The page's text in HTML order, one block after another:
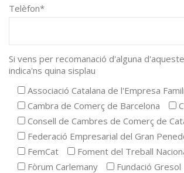
Telèfon*
Si vens per recomanació d'alguna
indica'ns quina sisplau
Associació Catalana de l'Empresa
Cambra de Comerç de Barcelona
Consell de Cambres de Comerç de
Federació Empresarial del Gran
FemCat
Foment del Treball
Fòrum Carlemany
Fundació Gresol